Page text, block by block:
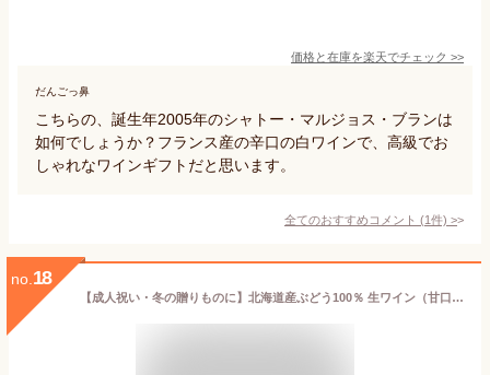
価格と在庫を楽天でチェック >>
だんごっ鼻
こちらの、誕生年2005年のシャトー・マルジョス・ブランは
如何でしょうか？フランス産の辛口の白ワインで、高級でお
しゃれなワインギフトだと思います。
全てのおすすめコメント (1件) >
no. 18
【成人祝い・冬の贈りものに】北海道産ぶどう100％ 生ワイン（甘口）720ml｜アニーのお気に入り 天井桟敷